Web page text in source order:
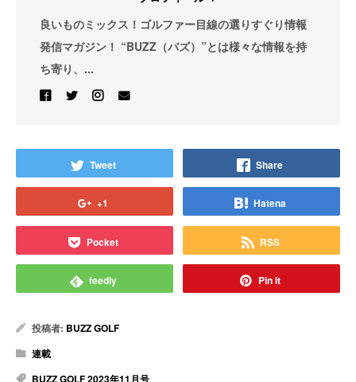
良いものミックス！ゴルファー目線の選りすぐり情報
発信マガジン！ “BUZZ（バズ）”とは様々な情報を持
ち寄り、...
Tweet Share
+1 Hatena
Pocket RSS
feedly Pin it
投稿者: BUZZ GOLF
連載
BUZZ GOLF 2023年11月号